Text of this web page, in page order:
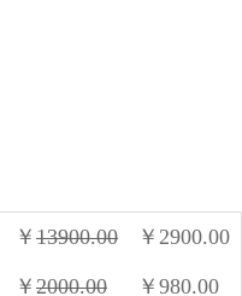
￥ 13900.00 ￥ 2900.00
￥ 2000.00 ￥ 980.00